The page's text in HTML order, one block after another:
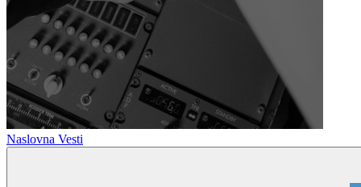
Naslovna Vesti